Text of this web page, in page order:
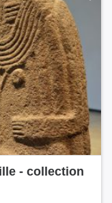
- collection